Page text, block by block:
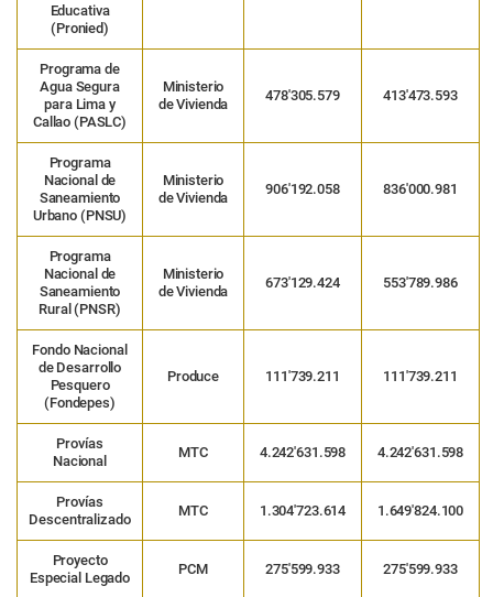
Educativa
(Pronied)
Programa de
Agua Segura
para Lima y
Callao (PASLC)
Ministerio
de Vivienda
478′305.579 413′473.593
Programa
Nacional de
Saneamiento
Urbano (PNSU)
Ministerio
de Vivienda
906′192.058 836′000.981
Programa
Nacional de
Saneamiento
Rural (PNSR)
Ministerio
de Vivienda
673′129.424 553′789.986
Fondo Nacional
de Desarrollo
Pesquero
(Fondepes)
Produce 111′739.211 111′739.211
Provías
Nacional
MTC 4.242′631.598 4.242′631.598
Provías
Descentralizado
MTC 1.304′723.614 1.649′824.100
Proyecto
Especial Legado
PCM 275′599.933 275′599.933